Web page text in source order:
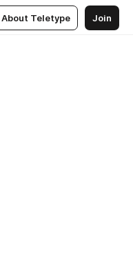
About Teletype Join